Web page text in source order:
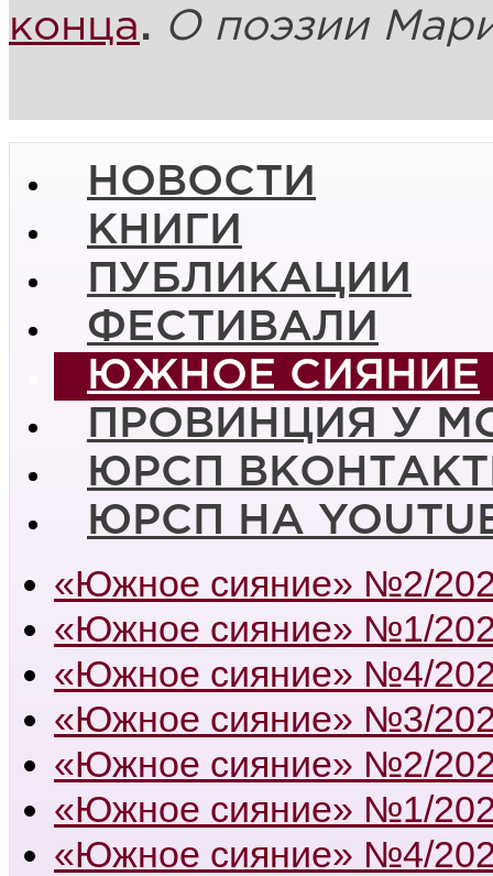
конца. О поэзии
НОВОСТИ
КНИГИ
ПУБЛИКАЦИИ
ФЕСТИВАЛИ
ЮЖНОЕ СИЯНИЕ
ПРОВИНЦИЯ У
ЮРСП
ЮРСП НА
«Южное сияние» №2/
«Южное сияние» №1/
«Южное сияние» №4/
«Южное сияние» №3/
«Южное сияние» №2/
«Южное сияние» №1/
«Южное сияние» №4/